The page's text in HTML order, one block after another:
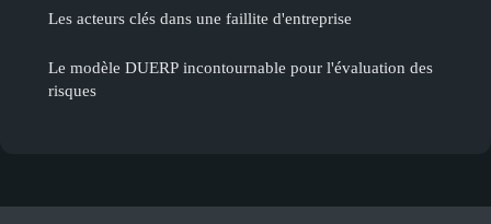
Les acteurs clés dans une faillite d'entreprise
Le modèle DUERP incontournable pour l'évaluation des
risques